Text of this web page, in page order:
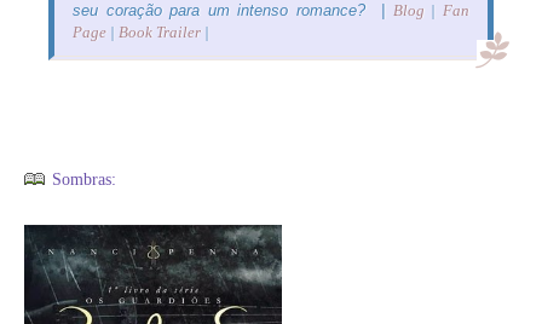
seu coração para um intenso romance? | Blog |Fan
Page | Book Trailer |
Sombras: